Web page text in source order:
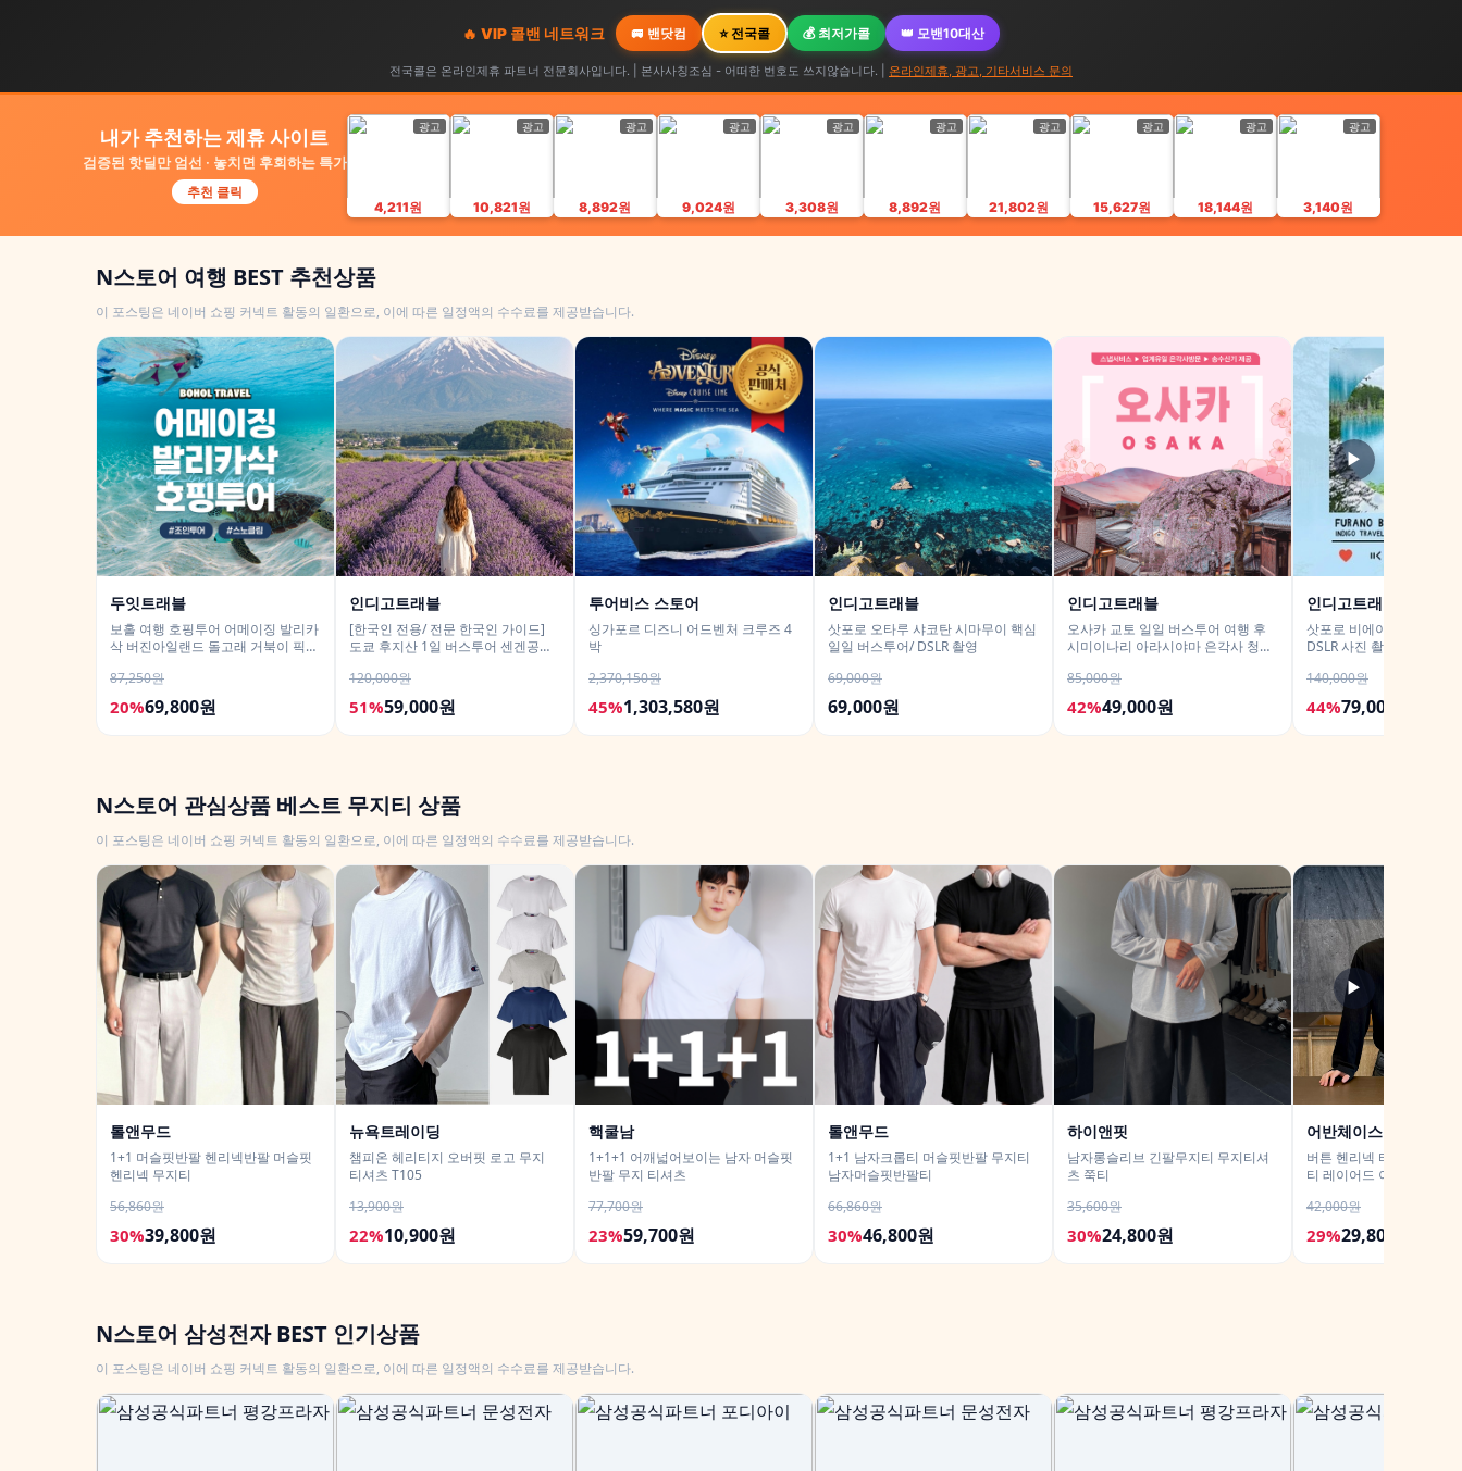
🔥 VIP 콜밴 네트워크 🚐 밴닷컴 ⭐ 전국콜 💰 최저가콜 👑 모밴10대산
전국콜은 온라인제휴 파트너 전문회사입니다. | 본사사칭조심 - 어떠한 번호도 쓰지않습니다. | 온라인제휴, 광고, 기타서비스 문의
내가 추천하는 제휴 사이트
검증된 핫딜만 엄선 · 놓치면 후회하는 특가
추천 클릭
광고
4,211원
광고
10,821원
광고
8,892원
광고
9,024원
광고
3,308원
광고
8,892원
광고
21,802원
광고
15,627원
광고
18,144원
광고
3,140원
N스토어 여행 BEST 추천상품
이 포스팅은 네이버 쇼핑 커넥트 활동의 일환으로, 이에 따른 일정액의 수수료를 제공받습니다.
두잇트래블
보홀 여행 호핑투어 어메이징 발리카
삭 버진아일랜드 돌고래 거북이 픽드
87,250원
20%69,800원
인디고트래블
[한국인 전용/ 전문 한국인 가이드]
도쿄 후지산 1일 버스투어 센겐공원
120,000원
51%59,000원
투어비스 스토어
싱가포르 디즈니 어드벤처 크루즈 4
박
2,370,150원
45%1,303,580원
인디고트래블
삿포로 오타루 샤코탄 시마무이 핵심
일일 버스투어/ DSLR 촬영
69,000원
69,000원
인디고트래블
오사카 교토 일일 버스투어 여행 후
시미이나리 아라시야마 은각사 청수
85,000원
42%49,000원
인디고트래블
삿포로 비에이 후라노 버
DSLR 사진 촬영 /[준페이
140,000원
44%79,000원
▶
N스토어 관심상품 베스트 무지티 상품
이 포스팅은 네이버 쇼핑 커넥트 활동의 일환으로, 이에 따른 일정액의 수수료를 제공받습니다.
톨앤무드
1+1 머슬핏반팔 헨리넥반팔 머슬핏
헨리넥 무지티
56,860원
30%39,800원
뉴욕트레이딩
챔피온 헤리티지 오버핏 로고 무지
티셔츠 T105
13,900원
22%10,900원
핵쿨남
1+1+1 어깨넓어보이는 남자 머슬핏
반팔 무지 티셔츠
77,700원
23%59,700원
톨앤무드
1+1 남자크롭티 머슬핏반팔 무지티
남자머슬핏반팔티
66,860원
30%46,800원
하이앤핏
남자롱슬리브 긴팔무지티 무지티셔
츠 쭉티
35,600원
30%24,800원
어반체이스
버튼 헨리넥 티셔츠 긴팔
티 레이어드 이너 남녀공
42,000원
29%29,800원
▶
N스토어 삼성전자 BEST 인기상품
이 포스팅은 네이버 쇼핑 커넥트 활동의 일환으로, 이에 따른 일정액의 수수료를 제공받습니다.